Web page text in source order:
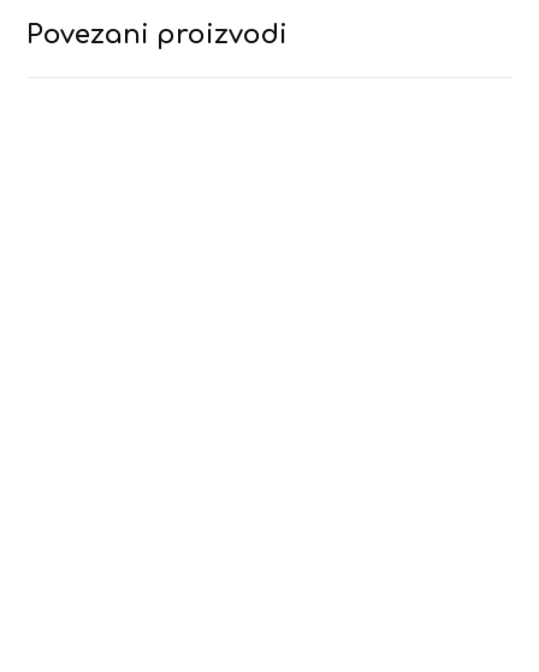
Povezani proizvodi